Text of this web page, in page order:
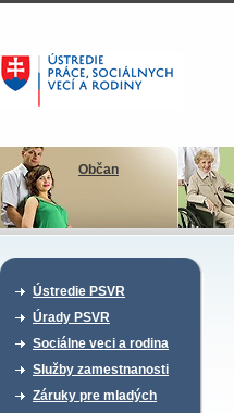
Občan
Ústredie PSVR
Úrady PSVR
Sociálne veci a rodina
Služby zamestnanosti
Záruky pre mladých